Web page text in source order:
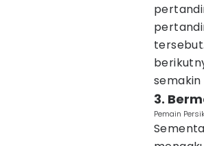
3.
Pemain